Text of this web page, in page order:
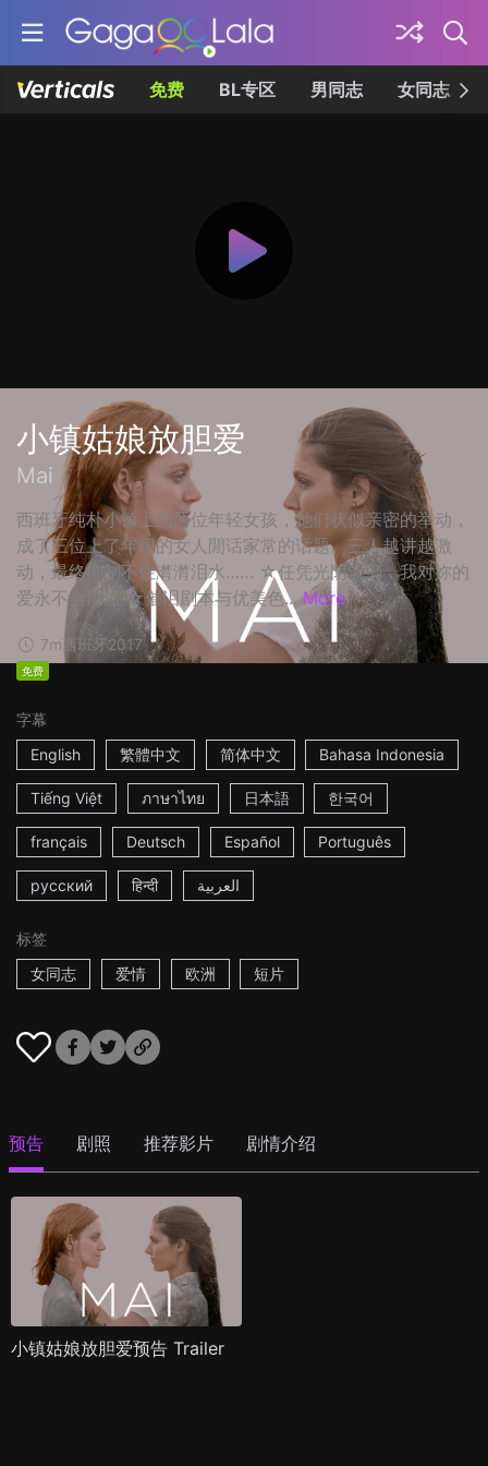
免费 BL专区 男同志 女同志
小镇姑娘放胆爱
Mai
西班牙纯朴小镇上的两位年轻女孩，她们状似亲密的举动，
成了三位上了年纪的女人閒话家常的话题。三人越讲越激
动，最终抑制不住潸潸泪水…… ☆任凭光阴流淌，我对妳的
爱永不会消逝 ☆催泪剧本与优美色... More
7m西班牙2017
免费
字幕
English
繁體中文 简体中文 Bahasa Indonesia
Tiếng Việt ภาษาไทย 日本語 한국어
français Deutsch Español Português
русский हिन्दी العربية
标签
女同志
爱情 欧洲 短片
预告 剧照 推荐影片 剧情介绍
小镇姑娘放胆爱预告 Trailer